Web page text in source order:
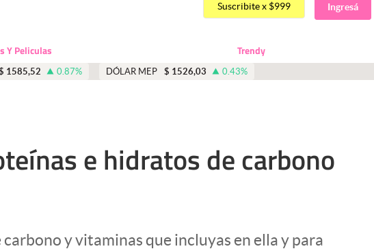
Suscribite x $999 Ingresá
Y Peliculas Trendy
1585,52 0.87% DÓLAR MEP $ 1526,03 0.43%
e hidratos de carbono
y vitaminas que incluyas en ella y para